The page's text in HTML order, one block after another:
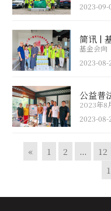
2023-09-
基金会向
2023-08-
2023年8
成立。
2023-08-
« 1 2 ... 12